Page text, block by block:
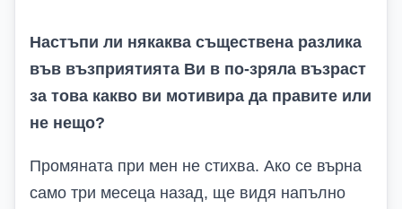
Настъпи ли някаква съществена разлика
във възприятията Ви в по-зряла възраст
за това какво ви мотивира да правите или
не нещо?
Промяната при мен не стихва. Ако се върна
само три месеца назад, ще видя напълно